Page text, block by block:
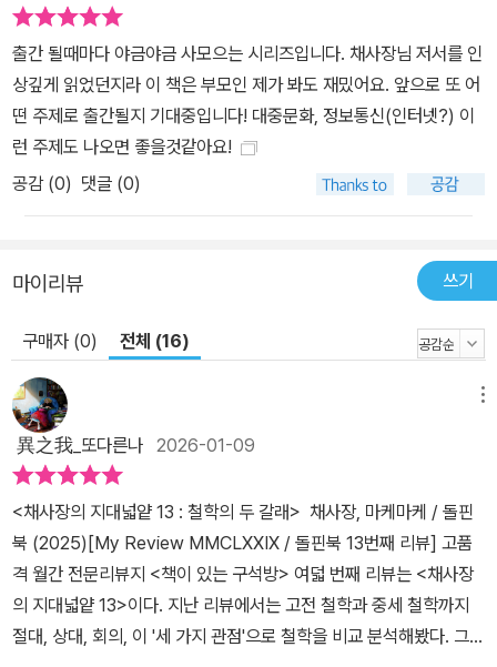
학교에서 배우는 학습 내용을 담아내되, 학교에서도 가르쳐 주지 않
는 진짜 지식을 알려 준다 3. 지금까지 본 적 없는 교양 만화 형식, 소
장 가치 100%! 이제껏 나온 학습만화와는 차별화된 글과 그림으로
단편적인 정보만 제공하지 않고 스스로 생각하는 힘, 세상을 보는 눈
을 길러 준다 4. 두뇌를 자극하는 스토리 + 마음을 자극하는 지식 주
인공 알파가 고군분투하며 온몸으로 세계를 살아가는 이야기를 통해
중요한 건 숲을 보는 것! 어린이가 세계를 넓게 이해하게 도와주고 앞
으로 어떻게 살아야 하는지, 지식을 넘어 지혜를 알려 준다 이 책을 읽
는 방법 1. 이야기 속 주인공의 행보를 따라가다 보면 정보의 흐름을
알 수 있어요. 2. 내가 배운 철학 사상이 절대주의, 상대주의, 회의주
의 중 어디에 속하는지 찾아보아요. 3. [채사장의 핵심 노트]에서 철
학의 핵심단어를 찾아봐요. 4. [마스터의 보고서]를 보며 더 궁금한
지식들을 연결해 봐요. 5. [최종 정리]에서 책 한 권을 간단하게 요약
하고, 주변 사람과 토론하면 더 재미있어요. # 부록 [철학사 연표] 인
류의 역사와 함께 이어진 철학사의 흐름을 한눈에 파악해 보세요!
출간 될때마다 야금야금 사모으는 시리즈입니다. 채사장님 저서를 인
상깊게 읽었던지라 이 책은 부모인 제가 봐도 재밌어요. 앞으로 또 어
떤 주제로 출간될지 기대중입니다! 대중문화, 정보통신(인터넷?) 이
런 주제도 나오면 좋을것같아요!
공감 (0) 댓글 (0)
마이리뷰 쓰기
구매자 (0) 전체 (16)
異之我_또다른나 2026-01-09
<채사장의 지대넓얕 13 : 철학의 두 갈래> 채사장, 마케마케 / 돌핀
북 (2025)[My Review MMCLXXIX / 돌핀북 13번째 리뷰] 고품
격 월간 전문리뷰지 <책이 있는 구석방> 여덟 번째 리뷰는 <채사장
의 지대넓얕 13>이다. 지난 리뷰에서는 고전 철학과 중세 철학까지
절대, 상대, 회의, 이 '세 가지 관점'으로 철학을 비교 분석해봤다. 그럼